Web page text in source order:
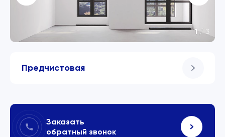
Предчистовая
1 /3
Заказать
обратный звонок